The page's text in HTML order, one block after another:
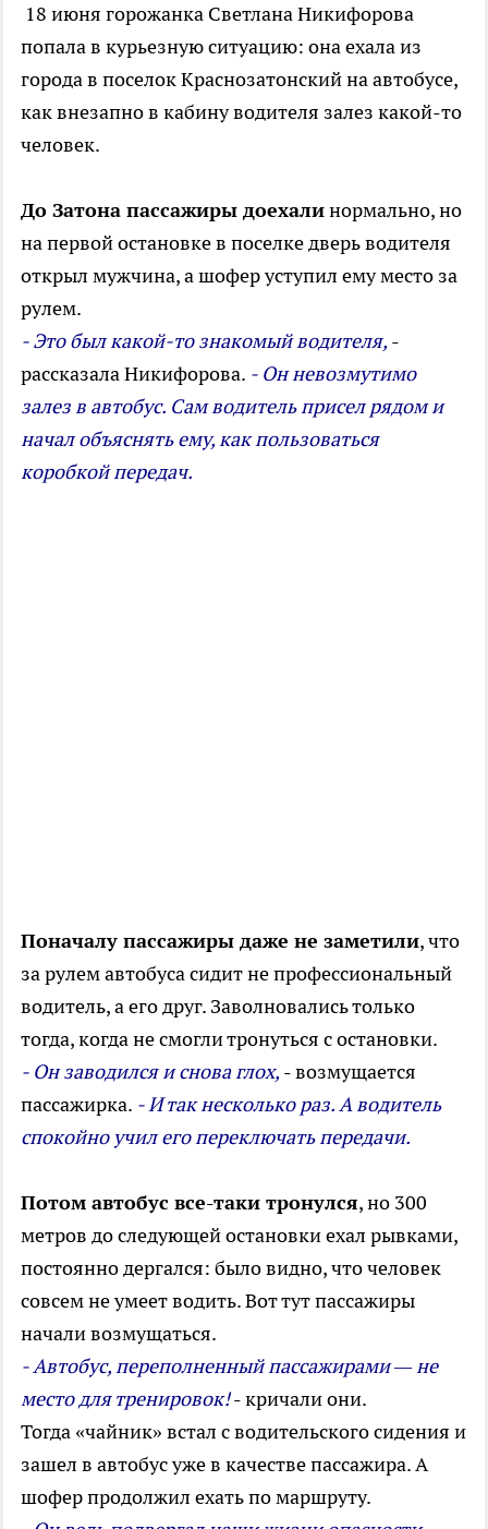
18 июня горожанка Светлана Никифорова
попала в курьезную ситуацию: она ехала из
города в поселок Краснозатонский на автобусе,
как внезапно в кабину водителя залез какой-то
человек.
До Затона пассажиры доехалинормально, но
на первой остановке в поселке дверь водителя
открыл мужчина, а шофер уступил ему место за
рулем.
- Это был какой-то знакомый водителя, -
рассказала Никифорова. - Он невозмутимо
залез в автобус. Сам водитель присел рядом и
начал объяснять ему, как пользоваться
коробкой передач.
Поначалу пассажиры даже не заметили, что
за рулем автобуса сидит не профессиональный
водитель, а его друг. Заволновались только
тогда, когда не смогли тронуться с остановки.
- Он заводился и снова глох, - возмущается
пассажирка. - И так несколько раз. А водитель
спокойно учил его переключать передачи.
Потом автобус все-таки тронулся, но 300
метров до следующей остановки ехал рывками,
постоянно дергался: было видно, что человек
совсем не умеет водить. Вот тут пассажиры
начали возмущаться.
- Автобус, переполненный пассажирами — не
место для тренировок!- кричали они.
Тогда «чайник» встал с водительского сидения и
зашел в автобус уже в качестве пассажира. А
шофер продолжил ехать по маршруту.